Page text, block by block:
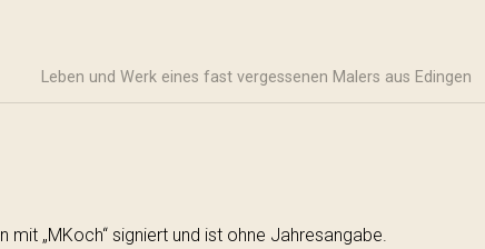
Leben und Werk eines fast vergessenen Malers aus Edingen
mit „MKoch“ signiert und ist ohne Jahresangabe.